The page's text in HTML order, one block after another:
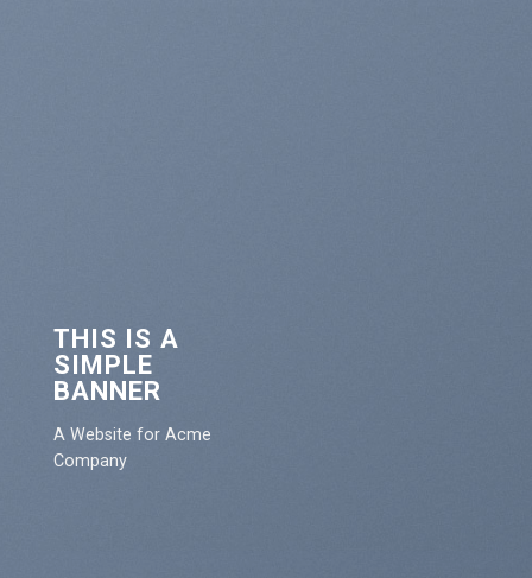
THIS IS A
SIMPLE
BANNER
A Website for Acme
Company